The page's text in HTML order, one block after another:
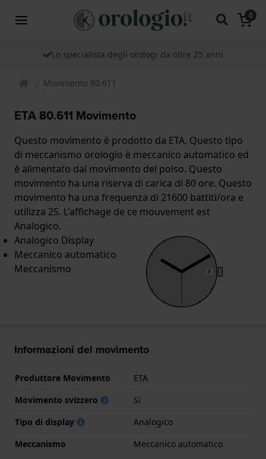
0
Lo specialista degli orologi da oltre 25 anni
Movimento 80.611
ETA 80.611 Movimento
Questo movimento è prodotto da ETA. Questo tipo
di meccanismo orologio è meccanico automatico ed
è alimentato dal movimento del polso. Questo
movimento ha una riserva di carica di 80 ore. Questo
movimento ha una frequenza di 21600 battiti/ora e
utilizza 25. L'affichage de ce mouvement est
Analogico.
Analogico Display
Meccanico automatico
Meccanismo
Informazioni del movimento
Produttore Movimento
ETA
Movimento svizzero
Si
Tipo di display
Analogico
Meccanismo
Meccanico automatico